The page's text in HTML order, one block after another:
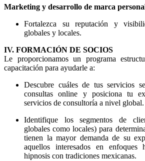
Marketing y desarrollo de marca
Fortalezca su reputación y
globales y locales.
IV. FORMACIÓN DE SOCIOS
Le proporcionamos un programa
capacitación para ayudarle a:
Descubre cuáles de tus servicios
consultas online y posiciona tu
servicios de consultoría a nivel global.
Identifique los segmentos de
globales como locales) para
tienen la mayor demanda de su
aquellos interesados en enfoques
hipnosis con tradiciones mexicanas.